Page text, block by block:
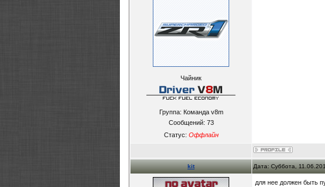
Чайник
Группа: Команда v8m
Сообщений: 73
Статус: Оффлайн
kit Дата: Суббота,
для нее должен быть